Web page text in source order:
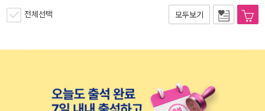
전체선택 모두보기